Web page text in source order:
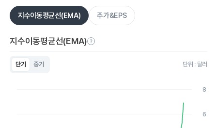
지수이동평균선(EMA) 주가&EPS
지수이동평균선(EMA)
단기 중기 단위 : 달러
The chart has 1 X axis displaying Time. Data ranges from
The chart has 1 Y axis displaying values. Data ranges from6
8